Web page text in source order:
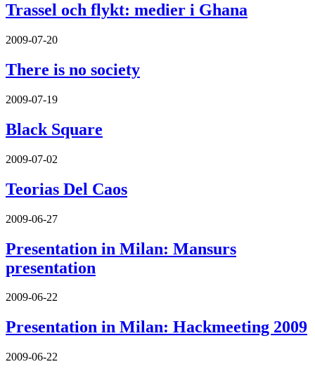
Trassel och flykt: medier i Ghana
2009-07-20
There is no society
2009-07-19
Black Square
2009-07-02
Teorias Del Caos
2009-06-27
Presentation in Milan: Mansurs
presentation
2009-06-22
Presentation in Milan: Hackmeeting 2009
2009-06-22